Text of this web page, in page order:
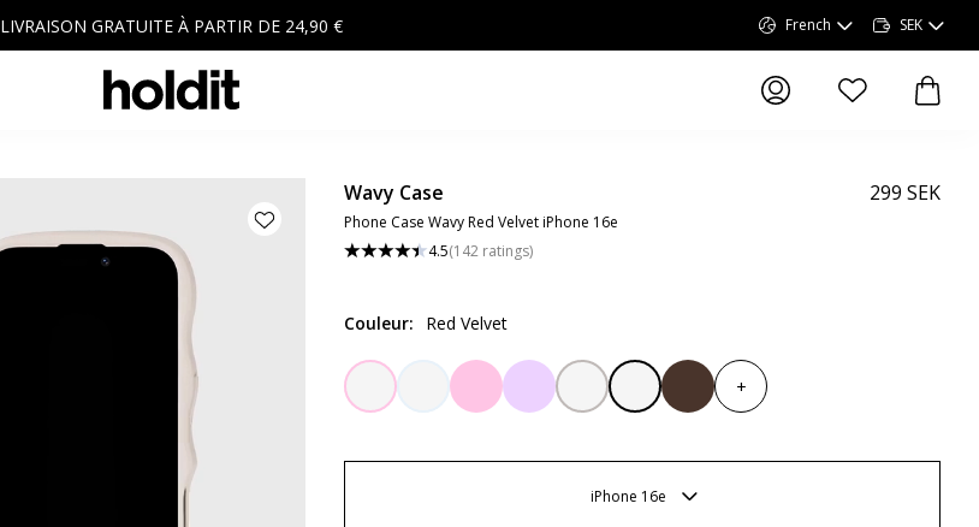
LIVRAISON GRATUITE À PARTIR DE 24,90 € French SEK
articles dans la
Wavy Case
Phone Case Wavy Red Velvet iPhone 16e
4.5(142 ratings)
299 SEK
Couleur: Red Velvet
+
iPhone 16e